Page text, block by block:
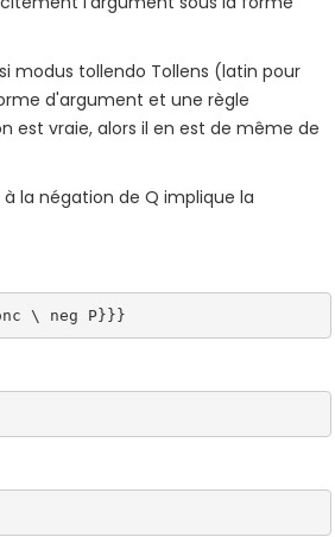
modus tollendo Tollens (latin pour
d'argument et une règle
est vraie, alors il en est de même de
la négation de Q implique la
\ neg P}}}